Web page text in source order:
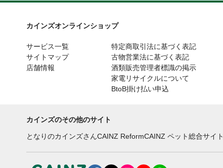
カインズオンラインショップ
サービス一覧
サイトマップ
店舗情報
特定商取引法に基づく表記
古物営業法に基づく表記
酒類販売管理者標識の掲示
家電リサイクルについて
BtoB掛け払い申込
カインズのその他のサイト
となりのカインズさんCAINZ ReformCAINZ ペット総合サイト